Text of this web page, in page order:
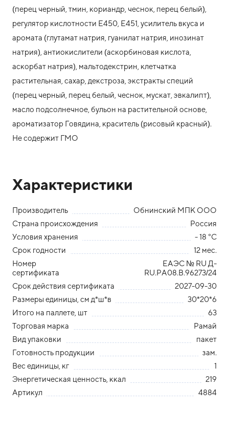
(перец черный, тмин, кориандр, чеснок, перец белый),
регулятор кислотности Е450, Е451, усилитель вкуса и
аромата (глутамат натрия, гуанилат натрия, инозинат
натрия), антиокислители (аскорбиновая кислота,
аскорбат натрия), мальтодекстрин, клетчатка
растительная, сахар, декстроза, экстракты специй
(перец черный, перец белый, чеснок, мускат, эвкалипт),
масло подсолнечное, бульон на растительной основе,
ароматизатор Говядина, краситель (рисовый красный).
Не содержит ГМО
Характеристики
Производитель
Обнинский МПК ООО
Страна происхождения
Россия
Условия хранения
- 18 °С
Срок годности
12 мес.
Номер
сертификата
ЕАЭС № RU Д-
RU.PA08.B.96273/24
Срок действия сертификата
2027-09-30
Размеры единицы, см д*ш*в
30*20*6
Итого на паллете, шт
63
Торговая марка
Рамай
Вид упаковки
пакет
Готовность продукции
зам.
Вес единицы, кг
1
Энергетическая ценность, ккал
219
Артикул
4884